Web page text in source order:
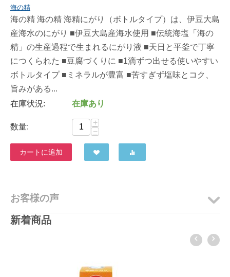
海の精
海の精 海の精 海精にがり（ボトルタイプ）は、伊豆大島
産海水のにがり ■伊豆大島産海水使用 ■伝統海塩「海の
精」の生産過程で生まれるにがり液 ■天日と平釜で丁寧
につくられた ■豆腐づくりに ■1滴ずつ出せる使いやすい
ボトルタイプ ■ミネラルが豊富 ■苦すぎず塩味とコク、
旨みがある...
在庫状況:
在庫あり
数量:
+
−
カートに追加
お客様の声
新着商品